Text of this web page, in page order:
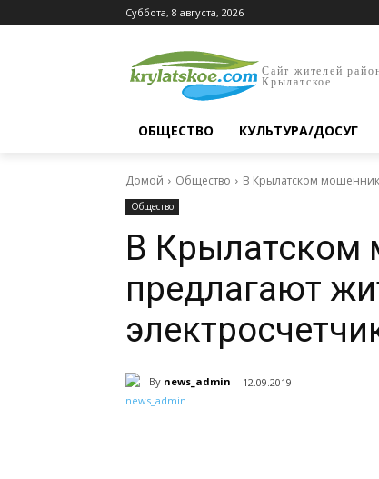
Суббота, 8 августа, 2026
Сайт жителей
Крылатское
ОБЩЕСТВО КУЛЬТУРА/ДОСУГ
Домой Общество В Крылатском
Общество
В Крылатском
предлагают
By news_admin 12.09.2019